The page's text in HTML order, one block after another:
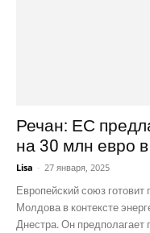
Речан: ЕС
на 30 млн евро в
Lisa - 27 января, 2025
Европейский союз
Молдова в контексте
Днестра. Он предполагает